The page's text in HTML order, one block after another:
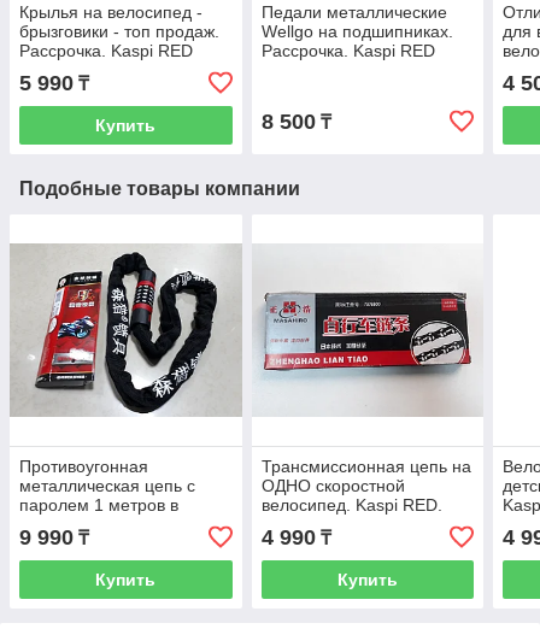
Крылья на велосипед -
брызговики - топ продаж.
Рассрочка. Kaspi RED
5 990 ₸
Купить
Педали металлические
Wellgo на подшипниках.
Рассрочка. Kaspi RED
8 500₸
для
4
Подобные товары компании
Противоугонная
металлическая цепь с
паролем 1 метров в
Рассрочка
9 990 ₸
Купить
Трансмиссионная цепь на
ОДНО скоростной
велосипед. Kaspi RED.
4 990₸
Купить
4